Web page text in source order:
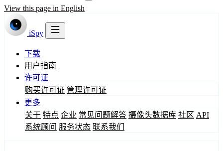
View this page in English
iSpy
下载
用户指南
许可证
购买许可证 管理许可证
更多
关于 特点 企业 常见问题解答 摄像头数据库 社区 API
系统顾问 服务状态 联系我们